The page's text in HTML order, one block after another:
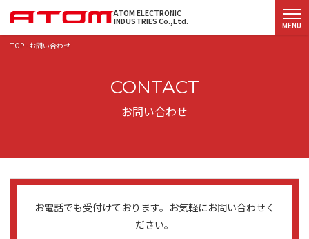
ATOM ELECTRONIC
INDUSTRIES Co.,Ltd.
MENU
CONTACT
お問い合わせ
TOP- お問い合わせ
お電話でも受付けております。お気軽にお問い合わせく
ださい。